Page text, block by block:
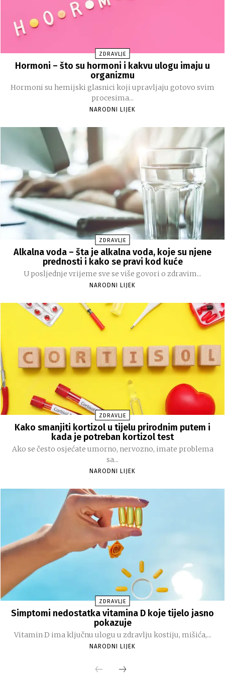
ZDRAVLJE
Hormoni – što su hormoni i kakvu ulogu imaju u
organizmu
Hormoni su hemijski glasnici koji upravljaju gotovo svim
procesima...
NARODNI LIJEK
ZDRAVLJE
Alkalna voda – šta je alkalna voda, koje su njene
prednosti i kako se pravi kod kuće
U posljednje vrijeme sve se više govori o zdravim...
NARODNI LIJEK
ZDRAVLJE
Kako smanjiti kortizol u tijelu prirodnim putem i
kada je potreban kortizol test
Ako se često osjećate umorno, nervozno, imate problema
sa...
NARODNI LIJEK
ZDRAVLJE
Simptomi nedostatka vitamina D koje tijelo jasno
pokazuje
Vitamin D ima ključnu ulogu u zdravlju kostiju, mišića,...
NARODNI LIJEK